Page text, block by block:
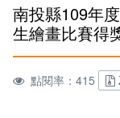
南投縣109年
生繪畫比賽得
點閱率：415